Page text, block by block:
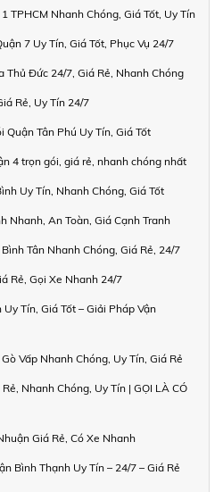
TPHCM Nhanh Chóng, Giá Tốt, Uy Tín
7 Uy Tín, Giá Tốt, Phục Vụ 24/7
Thủ Đức 24/7, Giá Rẻ, Nhanh Chóng
Rẻ, Uy Tín 24/7
Quận Tân Phú Uy Tín, Giá Tốt
4 trọn gói, giá rẻ, nhanh chóng nhất
Uy Tín, Nhanh Chóng, Giá Tốt
Nhanh, An Toàn, Giá Cạnh Tranh
Tân Nhanh Chóng, Giá Rẻ, 24/7
Rẻ, Gọi Xe Nhanh 24/7
Tín, Giá Tốt – Giải Pháp Vận
Vấp Nhanh Chóng, Uy Tín, Giá Rẻ
Nhanh Chóng, Uy Tín | GỌI LÀ CÓ
Giá Rẻ, Có Xe Nhanh
Bình Thạnh Uy Tín – 24/7 – Giá Rẻ